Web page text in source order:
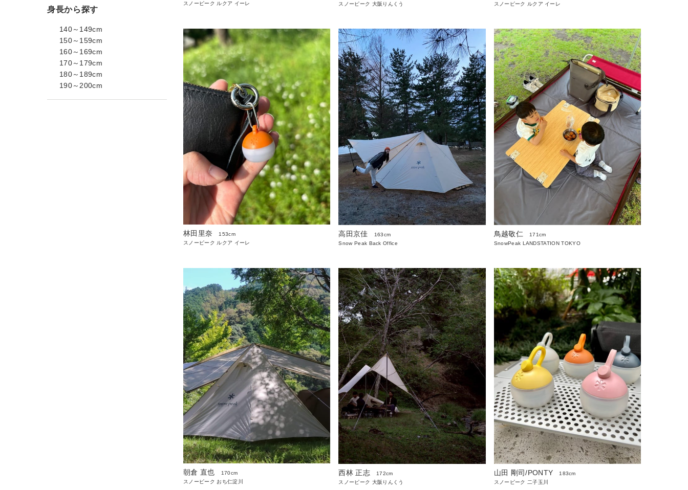
身長から探す
140～149cm
150～159cm
160～169cm
170～179cm
180～189cm
190～200cm
スノーピーク ルクア イーレ
スノーピーク 大阪りんくう
スノーピーク ルクア イーレ
林田里奈
153cm
スノーピーク ルクア イーレ
高田京佳
163cm
Snow Peak Back Office
鳥越敬仁
171cm
SnowPeak LANDSTATION TOKYO
朝倉 直也
170cm
スノーピーク おち仁淀川
西林 正志
172cm
スノーピーク 大阪りんくう
山田 剛司/PONTY
183cm
スノーピーク 二子玉川